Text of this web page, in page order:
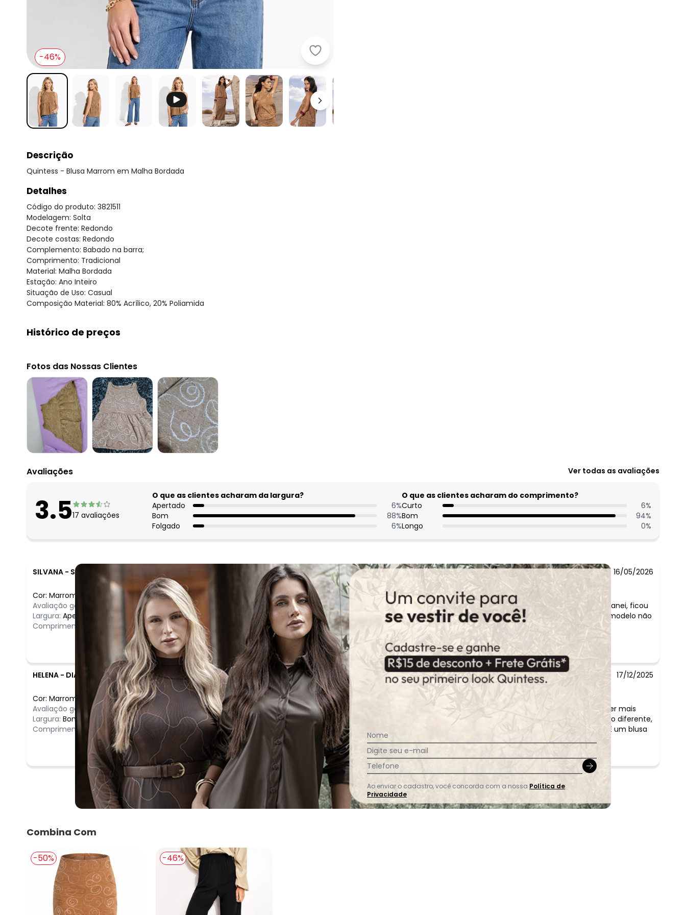
Quintess - Blusa Marrom em Malha Bordada
-46%
Descrição
Quintess - Blusa Marrom em Malha Bordada
Detalhes
Código do produto: 3821511
Modelagem: Solta
Decote frente: Redondo
Decote costas: Redondo
Complemento: Babado na barra;
Comprimento: Tradicional
Material: Malha Bordada
Estação: Ano Inteiro
Situação de Uso: Casual
Composição Material: 80% Acrílico, 20% Poliamida
Histórico de preços
agosto/2026
julho/2026
junho/2026
maio/2026
abril/2026
março/2026
fevereiro/2026
Fotos das Nossas Clientes
Avaliações Ver todas as avaliações
3.517 avaliações
O que as clientes acharam da largura?
Apertado
6%
Bom
88%
Folgado
6%
O que as clientes acharam do comprimento?
Curto
6%
Bom
94%
Longo
0%
SILVANA - SAO VICENTE - SP 16/05/2026
Cor: Marrom
Avaliação geral do produto:
Péssimo
Largura: Apertado
Comprimento:
Comentário:
Achei que era um pouco mais comprida, mas me enganei, ficou
muito curta e um pouco justa, tenho 1,65 e 72 kg, e o modelo não
favorece quem é mais gordinha, fica péssimo
HELENA - DIADEMA - SP 17/12/2025
Cor: Marrom
Avaliação geral do produto: Bom
Largura: Bom
Comprimento: Bom
Comentário:
A blusa tem um tamanho bom, não é curta, aparenta até ser mais
cumprida do que na foto do site. Eu imaginava ela um pouco diferente,
achei que os arabescos tinha um leve brilho mas não tem. É um blusa
Ver todas as avaliações
Combina Com
-50% -46%
Nome
Digite seu e-mail
Telefone
Ao enviar o cadastro, você concorda com a nossa Política de
Privacidade